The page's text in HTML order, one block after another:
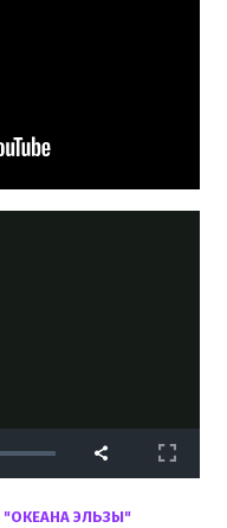
"ОКЕАНА ЭЛЬЗЫ"